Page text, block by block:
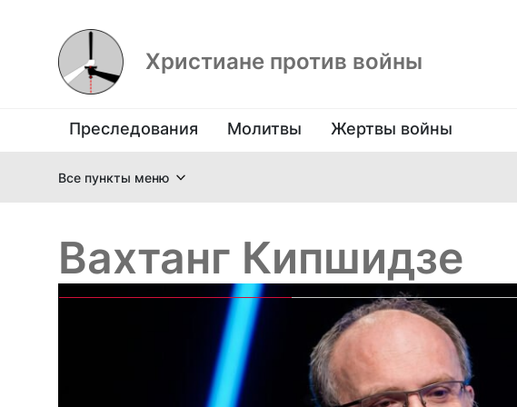
Христиане против войны
Преследования Молитвы Жертвы войны
Все пункты меню
Вахтанг Кипшидзе